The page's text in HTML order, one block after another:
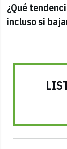
¿Qué
incluso si